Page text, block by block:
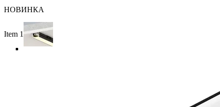
НОВИНКА
Item 1 of 4